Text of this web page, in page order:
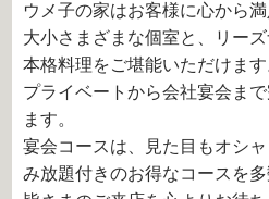
ウメ子の家はお客様に心から
大小さまざまな個室と、リー
本格料理をご堪能いただけます
プライベートから会社宴会ま
ます。
宴会コースは、見た目もオシ
み放題付きのお得なコースを多